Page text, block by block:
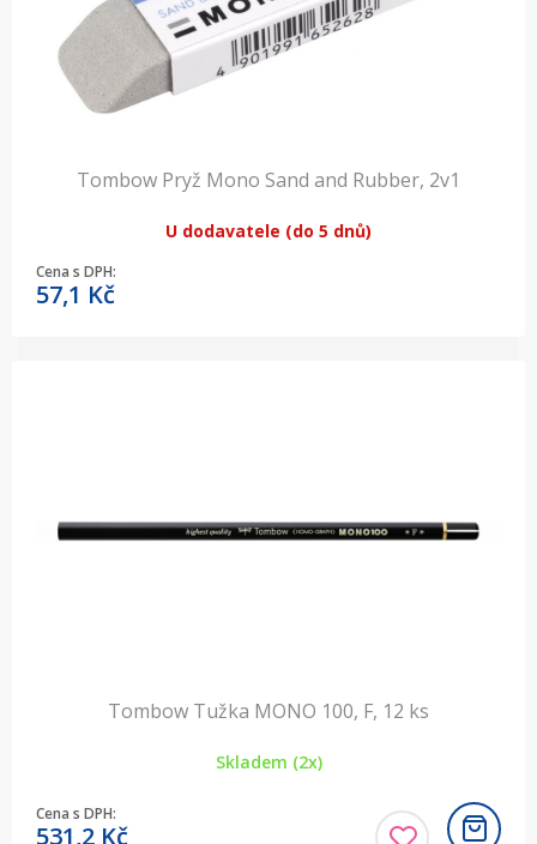
Tombow Pryž Mono Sand and Rubber, 2v1
U dodavatele (do 5 dnů)
Cena s DPH:
57,1 Kč
Tombow Tužka MONO 100, F, 12 ks
Skladem (2x)
Cena s DPH:
531,2 Kč